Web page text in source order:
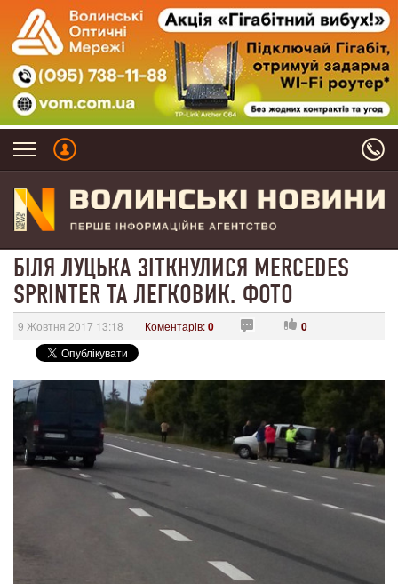
БІЛЯ ЛУЦЬКА ЗІТКНУЛИСЯ MERCEDES
SPRINTER ТА ЛЕГКОВИК. ФОТО
9 Жовтня 2017 13:18 Коментарів:0 0